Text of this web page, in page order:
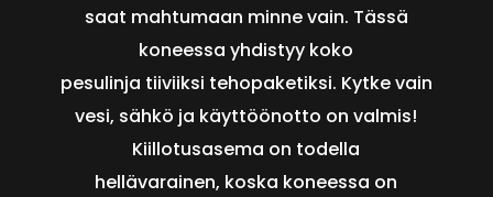
saat mahtumaan minne vain. Tässä
koneessa yhdistyy koko
pesulinja tiiviiksi tehopaketiksi. Kytke vain
vesi, sähkö ja käyttöönotto on valmis!
Kiillotusasema on todella
hellävarainen, koska koneessa on